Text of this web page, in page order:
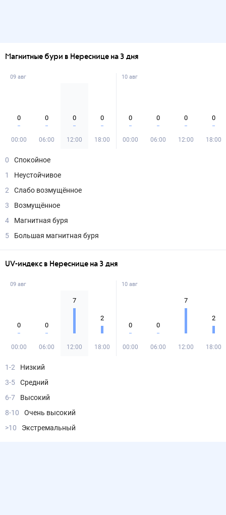
Магнитные бури в Нереснице на 3 дня
09 авг
0
00:00
0
06:00
0
12:00
0
18:00
10 авг
0
00:00
0
06:00
0
12:00
0
18:00
0
Спокойное
1
Неустойчивое
2
Слабо возмущённое
3
Возмущённое
4
Магнитная буря
5
Большая магнитная буря
UV-индекс в Нереснице на 3 дня
09 авг
0
00:00
0
06:00
7
12:00
2
18:00
10 авг
0
00:00
0
06:00
7
12:00
2
18:00
1-2
Низкий
3-5
Средний
6-7
Высокий
8-10
Очень высокий
>10
Экстремальный